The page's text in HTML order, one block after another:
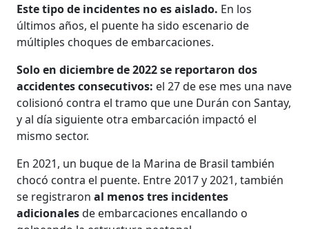
Este tipo de incidentes no es aislado. En los
últimos años, el puente ha sido escenario de
múltiples choques de embarcaciones.
Solo en diciembre de 2022 se reportaron dos
accidentes consecutivos: el 27 de ese mes una nave
colisionó contra el tramo que une Durán con Santay,
y al día siguiente otra embarcación impactó el
mismo sector.
En 2021, un buque de la Marina de Brasil también
chocó contra el puente. Entre 2017 y 2021, también
se registraronal menos tres incidentes
adicionalesde embarcaciones encallando o